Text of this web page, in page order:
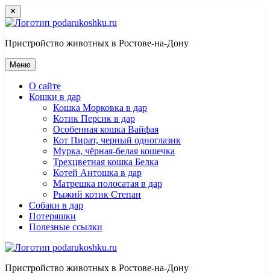
Перейти
к
✕
Пристройство животных в Ростове-на-Дону
Меню
О сайте
Кошки в дар
Кошка Морковка в дар
Котик Персик в дар
Особенная кошка Вайфая
Кот Пират, черный одноглазик
Мурка, чёрная-белая кошечка
Трехцветная кошка Белка
Котей Антошка в дар
Матрешка полосатая в дар
Рыжий котик Степан
Собаки в дар
Потеряшки
Полезные ссылки
Пристройство животных в Ростове-на-Дону